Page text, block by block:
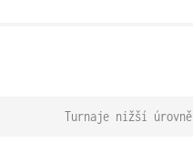
Turnaje nižší úrovně